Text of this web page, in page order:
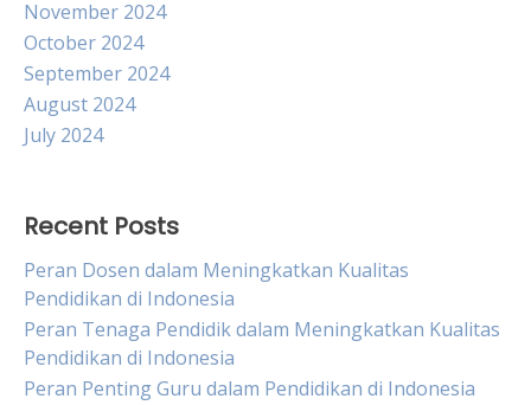
November 2024
October 2024
September 2024
August 2024
July 2024
Recent Posts
Peran Dosen dalam Meningkatkan Kualitas
Pendidikan di Indonesia
Peran Tenaga Pendidik dalam Meningkatkan Kualitas
Pendidikan di Indonesia
Peran Penting Guru dalam Pendidikan di Indonesia